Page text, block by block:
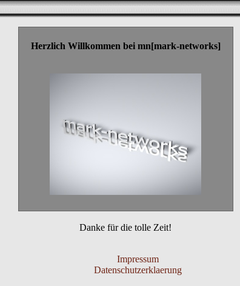
Herzlich Willkommen bei mn[mark-networks]
Danke für die tolle Zeit!
Impressum
Datenschutzerklaerung